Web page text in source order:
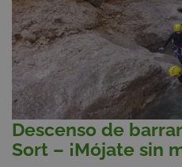
Descenso de
Sort – ¡Mójate sin